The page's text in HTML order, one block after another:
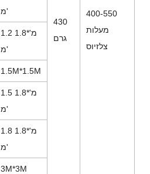
430
גרם
400-550
מעלות
צלזיוס
מ'
1.2 מ'*1.8
מ'
1.5M*1.5M
1.5 מ'*1.8
מ'
1.8 מ'*1.8
מ'
3M*3M